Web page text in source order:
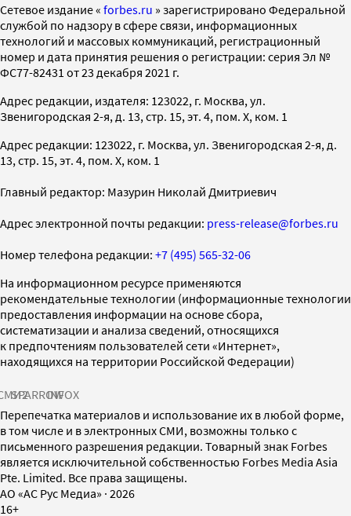
Cетевое издание « forbes.ru » зарегистрировано Федеральной
службой по надзору в сфере связи, информационных
технологий и массовых коммуникаций, регистрационный
номер и дата принятия решения о регистрации: серия Эл №
ФС77-82431 от 23 декабря 2021 г.
Адрес редакции, издателя: 123022, г. Москва, ул.
Звенигородская 2-я, д. 13, стр. 15, эт. 4, пом. X, ком. 1
Адрес редакции: 123022, г. Москва, ул. Звенигородская 2-я, д.
13, стр. 15, эт. 4, пом. X, ком. 1
Главный редактор: Мазурин Николай Дмитриевич
Адрес электронной почты редакции: press-release@forbes.ru
Номер телефона редакции: +7 (495) 565-32-06
На информационном ресурсе применяются
рекомендательные технологии (информационные технологии
предоставления информации на основе сбора,
систематизации и анализа сведений, относящихся
к предпочтениям пользователей сети «Интернет»,
находящихся на территории Российской Федерации)
SPARROWINFOX
Перепечатка материалов и использование их в любой форме,
в том числе и в электронных СМИ, возможны только с
письменного разрешения редакции. Товарный знак Forbes
является исключительной собственностью Forbes Media Asia
Pte. Limited. Все права защищены.
AO «АС Рус Медиа» · 2026
16+